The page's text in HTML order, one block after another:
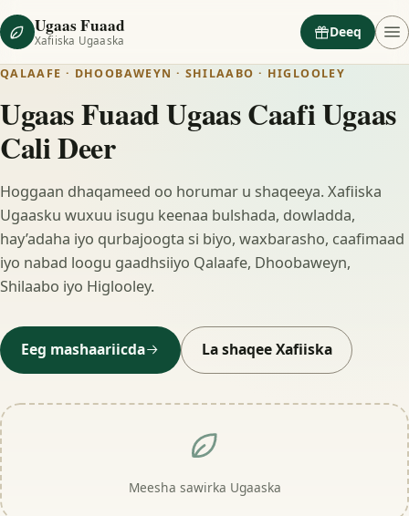
Ugaas Fuaad
Xafiiska Ugaaska
Deeq
QALAAFE · DHOOBAWEYN · SHILAABO · HIGLOOLEY
Ugaas Fuaad Ugaas Caafi Ugaas
Cali Deer
Hoggaan dhaqameed oo horumar u shaqeeya. Xafiiska
Ugaasku wuxuu isugu keenaa bulshada, dowladda,
hay’adaha iyo qurbajoogta si biyo, waxbarasho, caafimaad
iyo nabad loogu gaadhsiiyo Qalaafe, Dhoobaweyn,
Shilaabo iyo Higlooley.
Eeg mashaariicda La shaqee Xafiiska
Meesha sawirka Ugaaska